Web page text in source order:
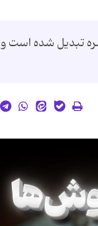
تبدیل شده است و